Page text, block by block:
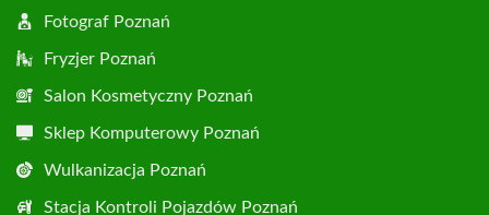
Fotograf Poznań
Fryzjer Poznań
Salon Kosmetyczny Poznań
Sklep Komputerowy Poznań
Wulkanizacja Poznań
Stacja Kontroli Pojazdów Poznań